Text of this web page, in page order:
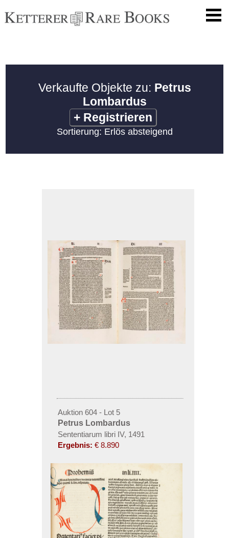
Verkaufte Objekte zu: Petrus
Lombardus
+ Registrieren
Sortierung: Erlös absteigend
Auktion 604 - Lot 5
Petrus Lombardus
Sententiarum libri IV, 1491
Ergebnis: € 8.890